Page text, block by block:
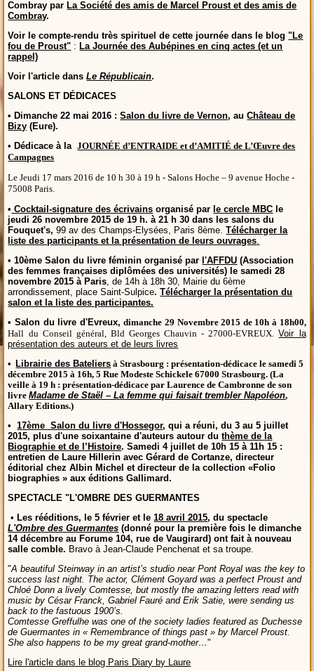
Combray par La Société des amis de Marcel Proust et des amis de
Combray.
Voir le compte-rendu très spirituel de cette journée dans le blog"Le
fou de Proust" : La Journée des Aubépines en cinq actes (et un
rappel)
Voir l'article dansLe Républicain.
SALONS ET DÉDICACES
• Dimanche 22 mai 2016 :Salon du livre de Vernon, auChâteau de
Bizy (Eure).
• Dédicace à laJOURNÉE d’ENTRAIDE et d’AMITIÉ de L’Œuvre des
Campagnes
Le Jeudi 17 mars 2016 de 10 h 30 à 19 h - Salons Hoche – 9 avenue Hoche -
75008 Paris.
• Cocktail-signature des écrivains organisé par le cercle MBC le
jeudi 26 novembre 2015 de 19 h. à 21 h 30 dans les salons du
Fouquet's,99 av des Champs-Elysées, Paris 8ème.Télécharger la
liste des participants et la présentation de leurs ouvrages
• 10ème Salon du livre féminin organisé par l'AFFDU (Association
des femmes françaises diplômées des universités) le samedi 28
novembre 2015 à Paris , de 14h à 18h 30, Mairie du 6ème
arrondissement, place Saint-Sulpice.Télécharger la présentation du
salon et la liste des participantes.
• Salon du livre d'Evreux,dimanche 29 Novembre 2015 de 10h à 18h00,
Hall du Conseil général, Bld Georges Chauvin - 27000-EVREUX.Voir la
présentation des auteurs et de leurs livres
• Librairie des Bateliers à Strasbourg :présentation-dédicace le samedi 5
décembre 2015 à 16h,5 Rue Modeste Schickele 67000 Strasbourg. (La
veille à 19 h : présentation-dédicace par Laurence de Cambronne de son
livreMadame de Staël – La femme qui faisait trembler Napoléon,
Allary Editions.)
•
17ème Salon du livre d'Hossegor, qui a réuni, du 3 au 5 juillet
2015, plus d'une soixantaine d'auteurs autour duthème de la
Biographie et de l’Histoire. Samedi 4 juillet de 10h 15 à 11h 15 :
entretien de Laure Hillerin avec Gérard de Cortanze, directeur
éditorial chez Albin Michel et directeur de la collection «Folio
biographies » aux éditions Gallimard.
SPECTACLE "L'OMBRE DES GUERMANTES
• Les rééditions, le 5 février et le18 avril 2015, du spectacle
L'Ombre des Guermantes (donné pour la première fois le dimanche
14 décembre au Forume 104, rue de Vaugirard) ont fait à nouveau
salle comble. Bravo à Jean-Claude Penchenat et sa troupe.
"A beautiful Steinway in an artist’s studio near Pont Royal was the key to
success last night. The actor, Clément Goyard was a perfect Proust and
Chloé Donn a lively Comtesse, but mostly the amazing letters read with
music by César Franck, Gabriel Fauré and Erik Satie, were sending us
back to the fastuous 1900’s.
Comtesse Greffulhe was one of the society ladies featured as Duchesse
de Guermantes in « Remembrance of things past » by Marcel Proust.
She also happens to be my great grand-mother…"
Lire l'article dans le blog Paris Diary by Laure